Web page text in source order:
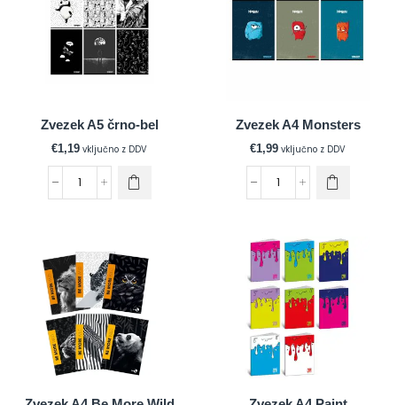
Zvezek A5 črno-bel
€1,19 vključno z DDV
Zvezek A4 Monsters
€1,99 vključno z DDV